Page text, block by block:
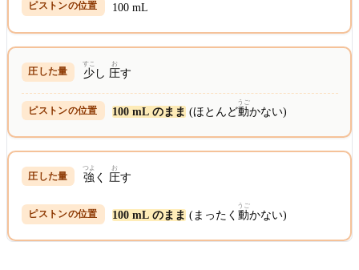
100 mL
少
すこ
し 圧
お
す
100 mL のまま (ほとんど動
うご
かない)
強
つよ
く 圧
お
す
100 mL のまま (まったく動
うご
かない)